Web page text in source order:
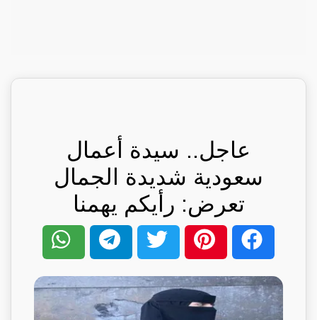
عاجل.. سيدة أعمال
سعودية شديدة الجمال
تعرض: رأيكم يهمنا